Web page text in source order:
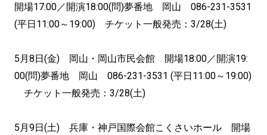
開場17:00／開演18:00(問)夢番地 岡山 086-231-3531
(平日11:00～19:00) チケット一般発売：3/28(土)
5月8日(金) 岡山・岡山市民会館 開場18:00／開演19:
00(問)夢番地 岡山 086-231-3531 (平日11:00～19:00)
チケット一般発売：3/28(土)
5月9日(土) 兵庫・神戸国際会館こくさいホール 開場